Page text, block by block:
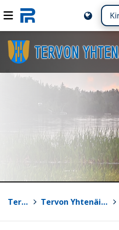
TERVON
Tervo Tervon Yhtenäiskoulu >